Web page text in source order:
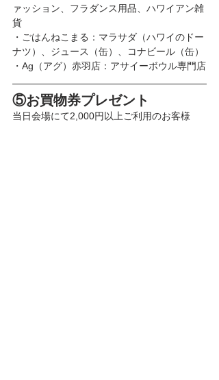
ァッション、フラダンス用品、ハワイアン雑
貨
・ごはんねこまる：マラサダ（ハワイのドー
ナツ）、ジュース（缶）、コナビール（缶）
・Ag（アグ）赤羽店：アサイーボウル専門店
⑤お買物券プレゼント
当日会場にて2,000円以上ご利用のお客様